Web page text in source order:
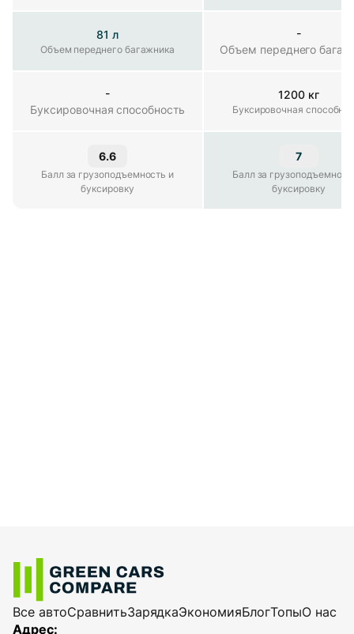
Объем переднего багажника
81 л
Объем переднего багажника
-
Объем переднего
Буксировочная способность
-
Буксировочная способность
1200 кг
Буксировочная
за грузоподъемность и буксировку
6.6
Балл за грузоподъемность и
буксировку
7
Балл за
буксировку
Все автоСравнитьЗарядкаЭкономияБлогТопыО нас
Адрес: